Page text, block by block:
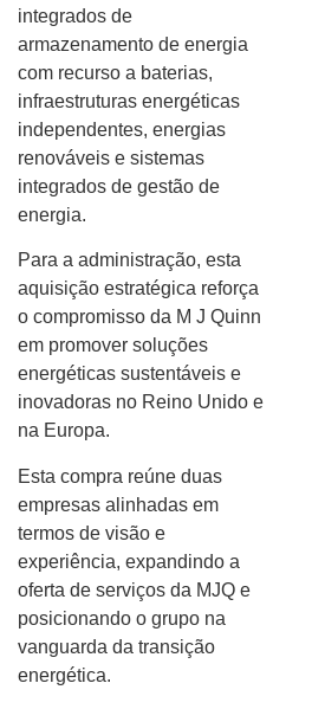
integrados de
armazenamento de energia
com recurso a baterias,
infraestruturas energéticas
independentes, energias
renováveis e sistemas
integrados de gestão de
energia.
Para a administração, esta
aquisição estratégica reforça
o compromisso da M J Quinn
em promover soluções
energéticas sustentáveis e
inovadoras no Reino Unido e
na Europa.
Esta compra reúne duas
empresas alinhadas em
termos de visão e
experiência, expandindo a
oferta de serviços da MJQ e
posicionando o grupo na
vanguarda da transição
energética.